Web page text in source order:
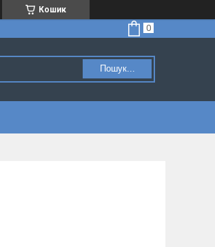
Кошик
Пошук...